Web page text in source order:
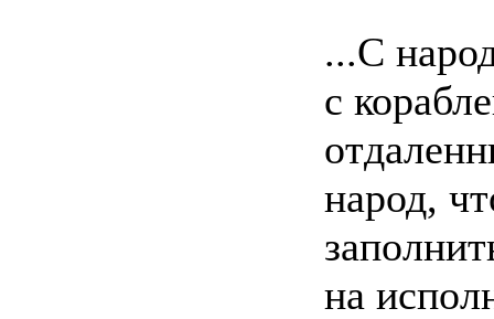
...С
с
народ,
на